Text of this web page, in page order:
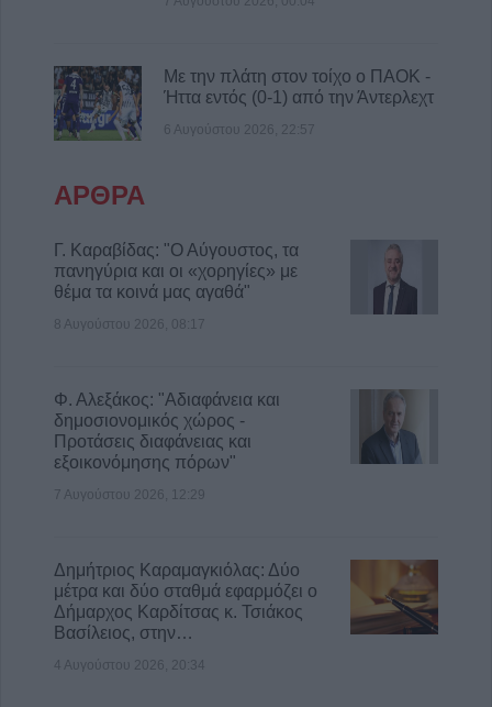
κοινόχρηστων χώρων η συντριπτική
πλειοψηφία των καταστημάτων
8 Αυγούστου 2026, 10:29
συγκεκριμένες εκτάσεις του Δήμου
8 Αυγούστου 2026, 09:29
Με την πλάτη στον τοίχο ο ΠΑΟΚ -
Ήττα εντός (0-1) από την Άντερλεχτ
6 Αυγούστου 2026, 22:57
ΑΡΘΡΑ
Γ. Καραβίδας: "Ο Αύγουστος, τα
πανηγύρια και οι «χορηγίες» με
θέμα τα κοινά μας αγαθά"
8 Αυγούστου 2026, 08:17
Φ. Αλεξάκος: "Αδιαφάνεια και
δημοσιονομικός χώρος -
Προτάσεις διαφάνειας και
εξοικονόμησης πόρων"
7 Αυγούστου 2026, 12:29
Δημήτριος Καραμαγκιόλας: Δύο
μέτρα και δύο σταθμά εφαρμόζει ο
Δήμαρχος Καρδίτσας κ. Τσιάκος
Βασίλειος, στην…
4 Αυγούστου 2026, 20:34